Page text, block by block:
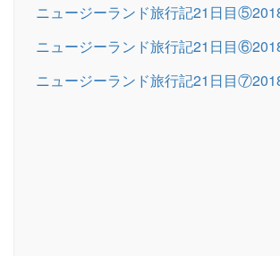
ニュージーランド旅行記21日目
ニュージーランド旅行記21日目
ニュージーランド旅行記21日目